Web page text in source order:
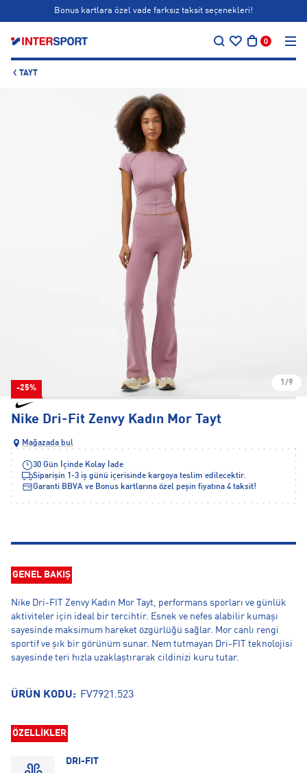
Bonus kartlara özel vade farksız taksit seçenekleri!
0
TAYT
-25%
1/9
Nike Dri-Fit Zenvy Kadın Mor Tayt
Mağazada bul
30 Gün İçinde Kolay İade
Siparişin 1-3 iş günü içerisinde kargoya teslim edilecektir.
Garanti BBVA ve Bonus kartlarına özel peşin fiyatına 4 taksit!
GENEL BAKIŞ
Nike Dri-FIT Zenvy Kadın Mor Tayt, performans sporları ve günlük
aktiviteler için ideal bir tercihtir. Esnek ve nefes alabilir kumaşı
sayesinde maksimum hareket özgürlüğü sağlar. Mor canlı rengi
sportif ve şık bir görünüm sunar. Nem tutmayan Dri-FIT teknolojisi
sayesinde teri hızla uzaklaştırarak cildinizi kuru tutar.
ÜRÜN KODU: FV7921.523
ÖZELLİKLER
DRI-FIT